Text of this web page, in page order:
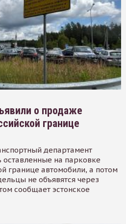
о продаже
границе
департамент
оставленные на парковке
границе автомобили, а потом
не объявятся через
сообщает эстонское